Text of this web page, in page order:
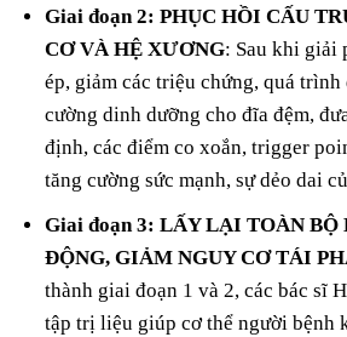
Giai đoạn 2: PHỤC HỒI CẤU
CƠ VÀ HỆ XƯƠNG: Sau khi giải
ép, giảm các triệu chứng, quá
cường dinh dưỡng cho đĩa đệm,
định, các điểm co xoắn, trigger
tăng cường sức mạnh, sự dẻo dai
Giai đoạn 3: LẤY LẠI TOÀN BỘ
ĐỘNG, GIẢM NGUY CƠ TÁI
thành giai đoạn 1 và 2, các bác sĩ
tập trị liệu giúp cơ thể người bệnh